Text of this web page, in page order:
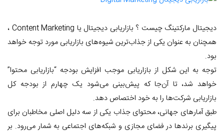
دیجیتال مارکتینگ چیست ؟ بازاریابی دیجیتال یا Content Marketing ،
همچنان به عنوان یکی از جذاب‌ترین شیوه‌های بازاریابی مورد توجه خواهد
بود.
توجه به این شکل از بازاریابی موجب افزایش بودجه “بازاریابی محتوا”
خواهد شد، تا آن‌جا که پیش‌بینی می‌شود یک چهارم از بودجه کل
بازاریابی شرکت‌ها را به خود اختصاص دهد.
طبق آمار‌های جهانی، محتوای جذاب یکی از سه دلیل اصلی مخاطبان برای
پیگیری برند‌ها در فضای مجازی و شبکه‌های اجتماعی به شمار می‌رود. بر